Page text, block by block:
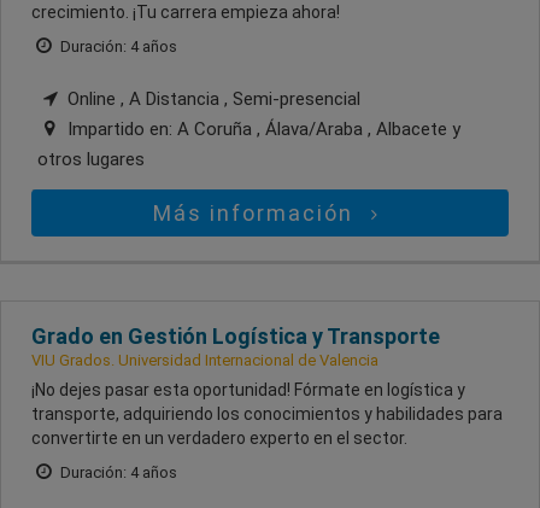
crecimiento. ¡Tu carrera empieza ahora!
Duración: 4 años
Online , A Distancia , Semi-presencial
Impartido en: A Coruña , Álava/Araba , Albacete y
otros lugares
Más información
Grado en Gestión Logística y Transporte
VIU Grados. Universidad Internacional de Valencia
¡No dejes pasar esta oportunidad! Fórmate en logística y
transporte, adquiriendo los conocimientos y habilidades para
convertirte en un verdadero experto en el sector.
Duración: 4 años